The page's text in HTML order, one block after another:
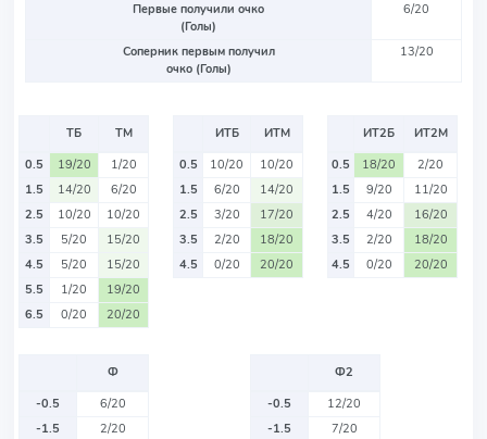
Первые получили очко
(Голы)
6/20
Соперник первым получил
очко (Голы)
13/20
ТБ
ТМ
0.5
19/20
1/20
1.5
14/20
6/20
2.5
10/20
10/20
3.5
5/20
15/20
4.5
5/20
15/20
5.5
1/20
19/20
6.5
0/20 20/20
ИТБ
ИТМ
0.5
10/20
10/20
1.5
6/20
14/20
2.5
3/20
17/20
3.5
2/20
18/20
4.5
0/20 20/20
ИТ2Б
ИТ2М
0.5
18/20
2/20
1.5
9/20
11/20
2.5
4/20
16/20
3.5
2/20
18/20
4.5
0/20 20/20
Ф
-0.5
6/20
-1.5
2/20
Ф2
-0.5
12/20
-1.5
7/20